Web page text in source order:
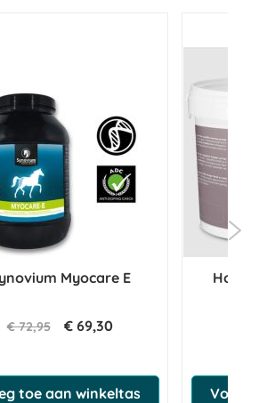
Myocare E
€ 72,95 € 69,30
toe aan winkeltas Voeg